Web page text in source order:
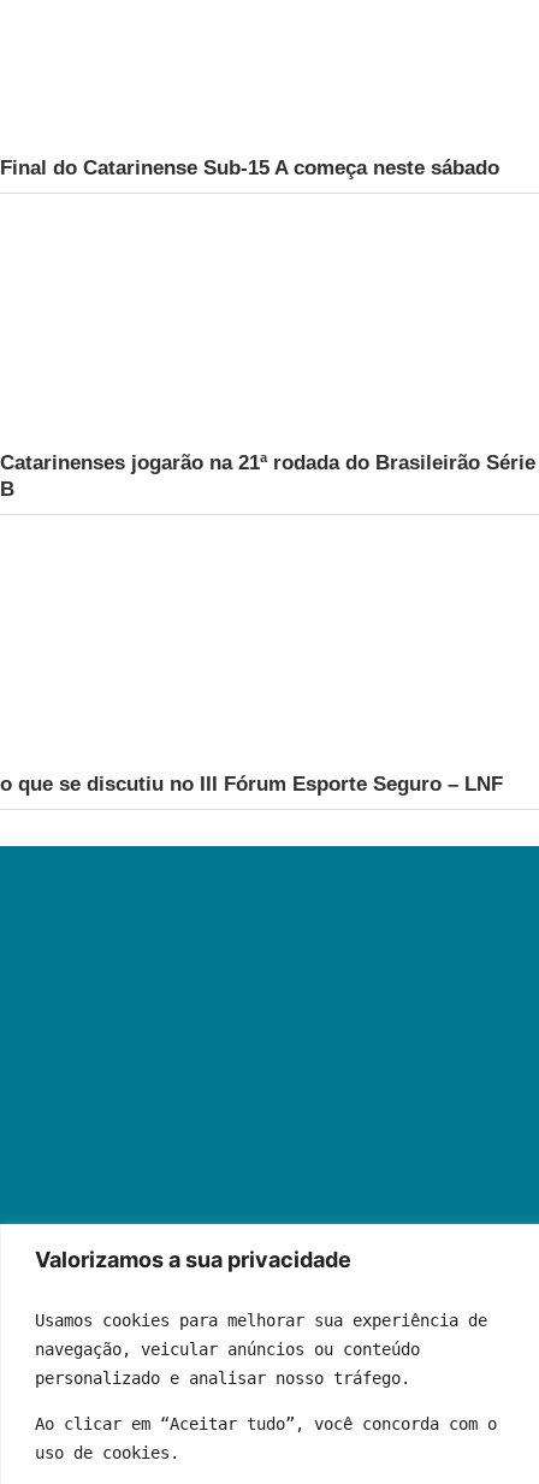
Valorizamos a sua privacidade
Usamos cookies para melhorar sua experiência de
navegação, veicular anúncios ou conteúdo
personalizado e analisar nosso tráfego.
Ao clicar em “Aceitar tudo”, você concorda com o
uso de cookies.
Final do Catarinense Sub-15 A começa neste sábado
Catarinenses jogarão na 21ª rodada do Brasileirão Série
B
o que se discutiu no III Fórum Esporte Seguro – LNF
Termos de UsoAnuncie Conosco